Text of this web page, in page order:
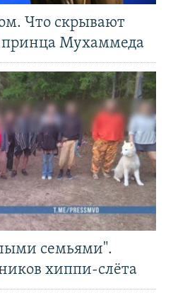
Что скрывают
Мухаммеда
семьями".
хиппи-слёта